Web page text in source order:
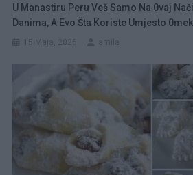
U Manastiru Peru Veš Samo Na 0vaj
Danima, A Evo Šta Koriste Umjesto